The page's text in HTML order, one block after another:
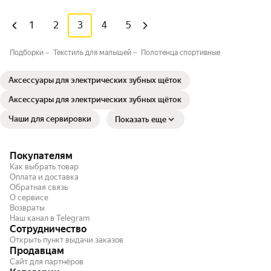
1 2 3 4 5
Подборки Текстиль для малышей⁣ Полотенца спортивные
Аксессуары для электрических зубных щёток
Аксессуары для электрических зубных щёток
Чаши для сервировки Показать еще
Покупателям
Как выбрать товар
Оплата и доставка
Обратная связь
О сервисе
Возвраты
Наш канал в Telegram
Сотрудничество
Открыть пункт выдачи заказов
Продавцам
Сайт для партнёров